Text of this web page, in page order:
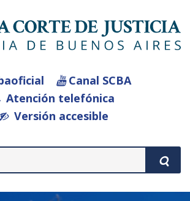
Canal SCBA
Atención telefónica
Versión accesible